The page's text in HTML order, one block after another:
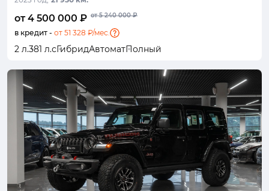
от 4 500 000 ₽ от 5 240 000 ₽
в кредит - от 51 328 ₽/мес.
2 л.381 л.сГибридАвтоматПолный